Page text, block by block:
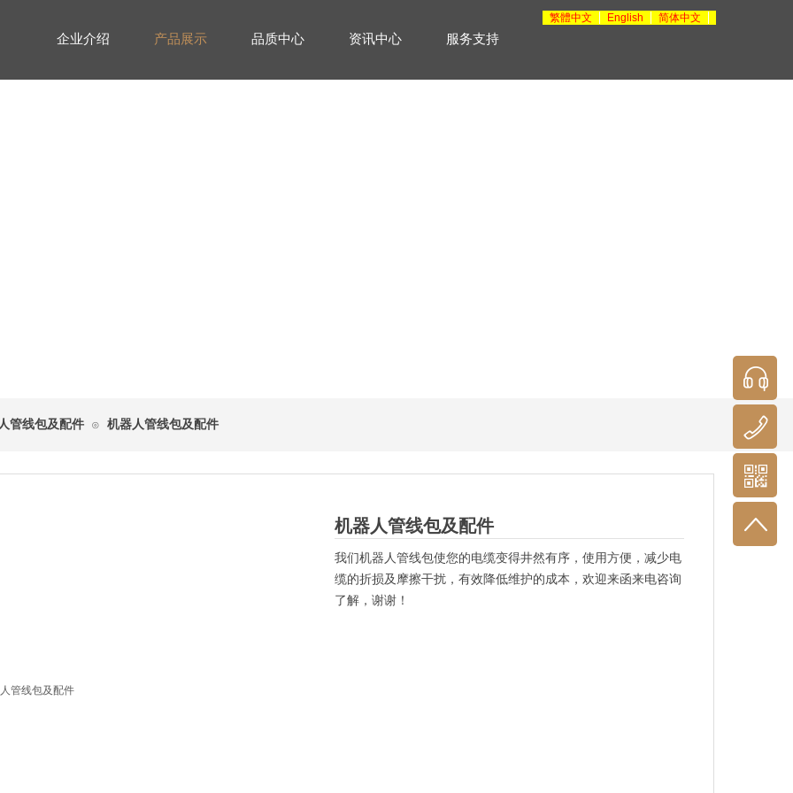
管线包及配件 ⊙ 机器人管线包及配件
机器人管线包及配件
我们机器人管线包使您的电缆变得井然有序，使用方便，减少电
缆的折损及摩擦干扰，有效降低维护的成本，欢迎来函来电咨询
了解，谢谢！
企业介绍 产品展示 品质中心 资讯中心 服务支持
繁體中文 English 简体中文